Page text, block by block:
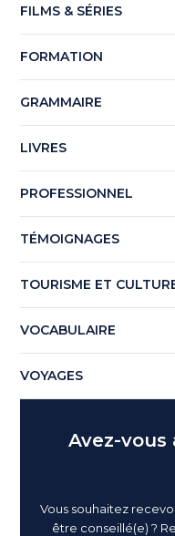
FILMS & SÉRIES
FORMATION
GRAMMAIRE
LIVRES
PROFESSIONNEL
TÉMOIGNAGES
TOURISME ET
VOCABULAIRE
VOYAGES
Avez-
Vous souhaitez
être conseillé(e) ?